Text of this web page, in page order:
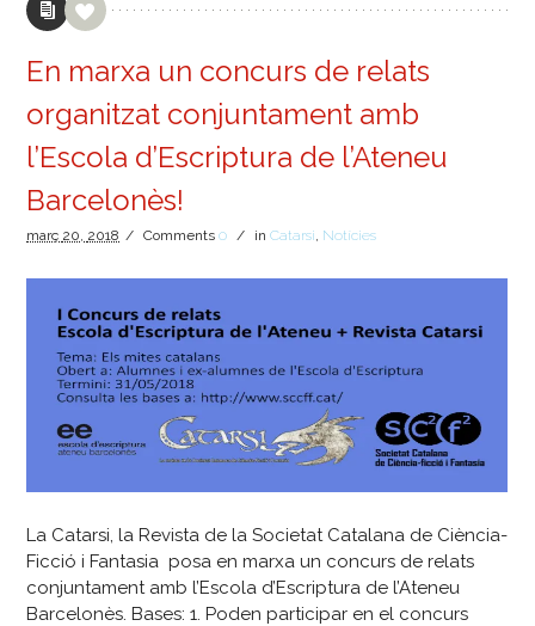
En marxa un concurs de relats
organitzat conjuntament amb
l’Escola d’Escriptura de l’Ateneu
Barcelonès!
març 20, 2018 / Comments0 / inCatarsi, Notícies
La Catarsi, la Revista de la Societat Catalana de Ciència-
Ficció i Fantasia posa en marxa un concurs de relats
conjuntament amb l’Escola d’Escriptura de l’Ateneu
Barcelonès. Bases: 1. Poden participar en el concurs